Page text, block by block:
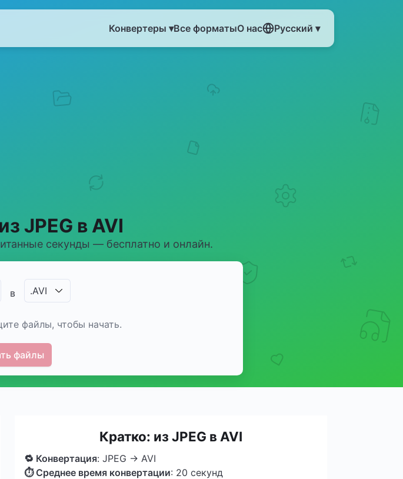
Конвертеры ▾Все форматыО нас Русский ▾
JPEG в AVI
секунды — бесплатно и онлайн.
в .AVI
файлы, чтобы начать.
файлы
Кратко: из JPEG в AVI
🔁 Конвертация: JPEG → AVI
⏱ Среднее время конвертации: 20 секунд